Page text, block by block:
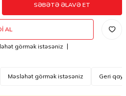
SƏBƏTƏ ƏLAVƏ ET
AL
görmək istəsəniz
Məsləhət görmək istəsəniz Geri